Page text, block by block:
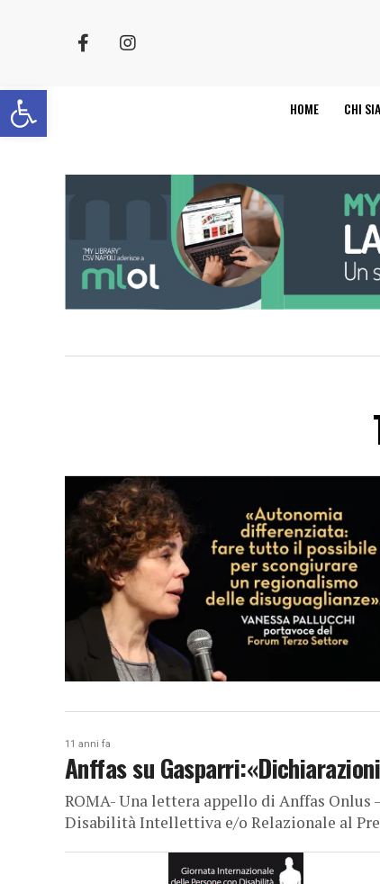
Apri la barra degli strumenti HOME CHI
11 anni fa
Anffas su
ROMA- Una lettera appello di Anffas Onlus
Disabilità Intellettiva e/o Relazionale al